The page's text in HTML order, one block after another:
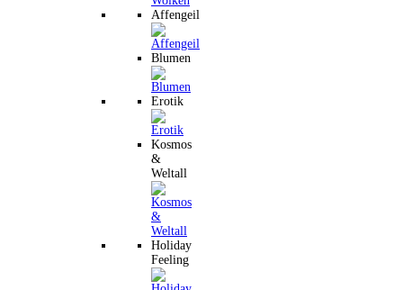
Affengeil
Blumen
Erotik
Kosmos
&
Weltall
Holiday
Feeling